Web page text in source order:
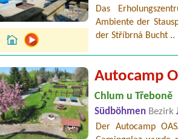
Das
Ambiente der
der Stříbrná Bucht ..
Autocamp
Chlum u Třeboně
Südböhmen Bezirk
Der Autocamp